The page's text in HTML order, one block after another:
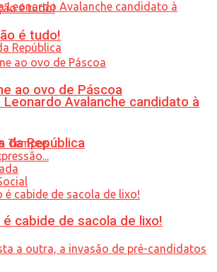
Leonardo Avalanche candidato à
da República
é tudo!
ao ovo de Páscoa
Tempos
cabide de sacola de lixo!